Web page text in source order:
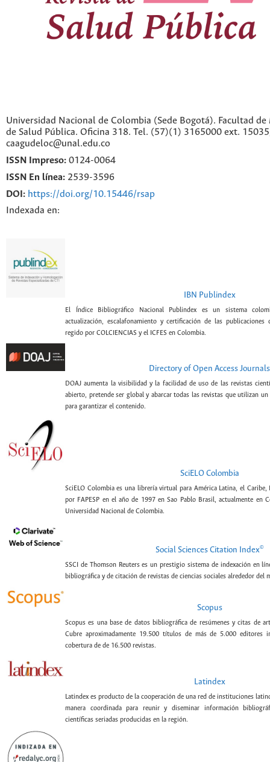
Universidad Nacional de Colombia (Sede Bogotá). Facultad
de Salud Pública. Oficina 318. Tel. (57)(1) 3165000 ext.
caagudeloc@unal.edu.co
ISSN Impreso: 0124-0064
ISSN En línea: 2539-3596
DOI: https://doi.org/10.15446/rsap
Indexada en:
IBN Publindex
El Índice Bibliográfico Nacional Publindex es un sistema
actualización, escalafonamiento y certificación de las publicaciones
regido por COLCIENCIAS y el ICFES en Colombia.
Directory of Open Access Journals
DOAJ aumenta la visibilidad y la facilidad de uso de las revistas
abierto, pretende ser global y abarcar todas las revistas que utilizan
para garantizar el contenido.
SciELO Colombia
SciELO Colombia es una librería virtual para América Latina, el Caribe,
por FAPESP en el año de 1997 en Sao Pablo Brasil, actualmente en
Universidad Nacional de Colombia.
Social Sciences Citation Index©
SSCI de Thomson Reuters es un prestigio sistema de indexación en
bibliográfica y de citación de revistas de ciencias sociales alrededor del
Scopus
Scopus es una base de datos bibliográfica de resúmenes y citas de
Cubre aproximadamente 19.500 títulos de más de 5.000 editores
cobertura de de 16.500 revistas.
Latindex
Latindex es producto de la cooperación de una red de instituciones
manera coordinada para reunir y diseminar información
científicas seriadas producidas en la región.